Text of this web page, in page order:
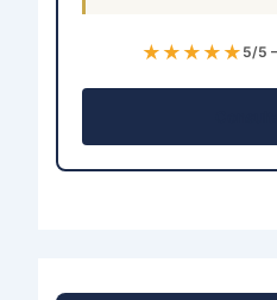
★★★★★ 5/5